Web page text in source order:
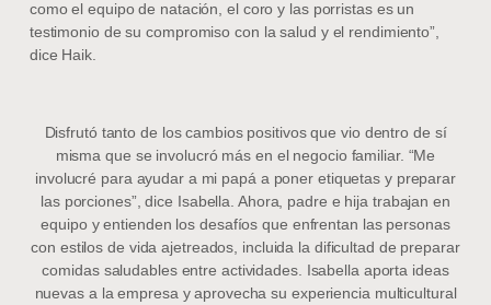
como el equipo de natación, el coro y las porristas es un
testimonio de su compromiso con la salud y el rendimiento”,
dice Haik.
Disfrutó tanto de los cambios positivos que vio dentro de sí
misma que se involucró más en el negocio familiar. “Me
involucré para ayudar a mi papá a poner etiquetas y preparar
las porciones”, dice Isabella. Ahora, padre e hija trabajan en
equipo y entienden los desafíos que enfrentan las personas
con estilos de vida ajetreados, incluida la dificultad de preparar
comidas saludables entre actividades. Isabella aporta ideas
nuevas a la empresa y aprovecha su experiencia multicultural